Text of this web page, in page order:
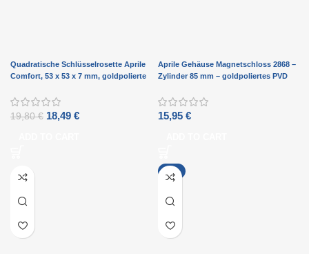
Quadratische Schlüsselrosette Aprile
Comfort, 53 x 53 x 7 mm, goldpolierte
19,80€ 18,49 €
Aprile Gehäuse Magnetschloss 2868 –
Zylinder 85 mm – goldpoliertes PVD
15,95 €
-9%